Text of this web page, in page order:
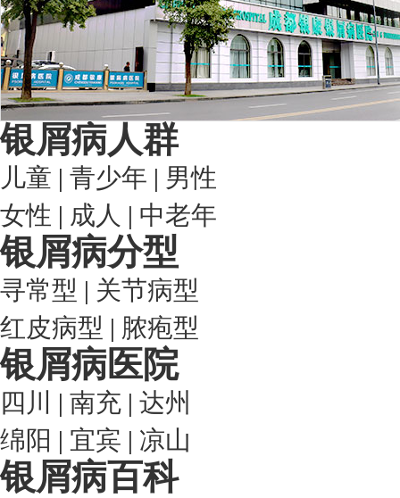
银屑病人群
儿童 | 青少年 | 男性
女性 | 成人 | 中老年
银屑病分型
寻常型 | 关节病型
红皮病型 | 脓疱型
银屑病医院
四川 | 南充 | 达州
绵阳 | 宜宾 | 凉山
银屑病百科